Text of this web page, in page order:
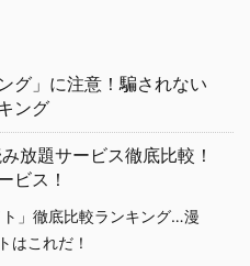
グ」に注意！騙されない
ング
放題サービス徹底比較！
ビス！
ト」徹底比較ランキング…漫
はこれだ！